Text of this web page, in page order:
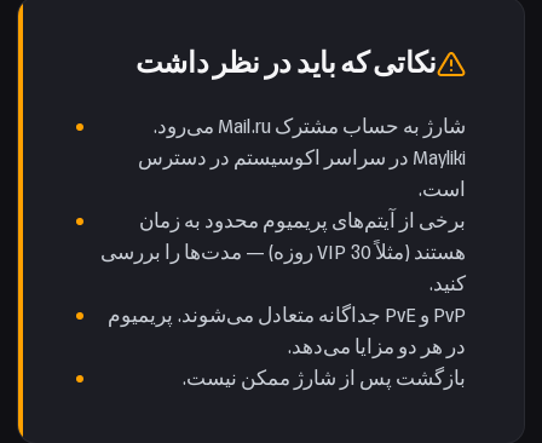
نکاتی که باید در نظر داشت
شارژ به حساب مشترک Mail.ru می‌رود.
Mayliki در سراسر اکوسیستم در دسترس
است.
برخی از آیتم‌های پریمیوم محدود به زمان
هستند (مثلاً VIP 30 روزه) — مدت‌ها را بررسی
کنید.
PvP و PvE جداگانه متعادل می‌شوند. پریمیوم
در هر دو مزایا می‌دهد.
بازگشت پس از شارژ ممکن نیست.